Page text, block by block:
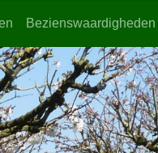
Bezienswaardigheden